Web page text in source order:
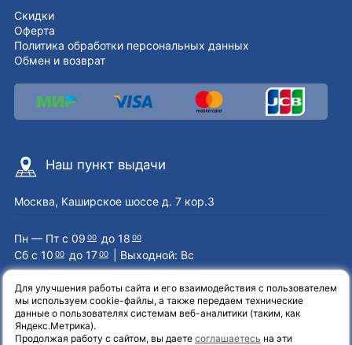
Скидки
Оферта
Политика обработки персональных данных
Обмен и возврат
Наш пункт выдачи
Москва, Каширское шоссе д. 7 кор.3
Пн — Пт с 09 00 до 18 00
Сб с 10 00 до 1700 | Выходной: Вс
Наши контакты
Для улучшения работы сайта и его взаимодействия с пользователем
мы используем cookie-файлы, а также передаем технические
данные о пользователях системам веб-аналитики (таким, как
Яндекс.Метрика).
Продолжая работу с сайтом, вы даете соглашаетесь на эти